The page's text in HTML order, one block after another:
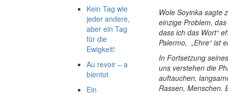
Kein Tag wie
jeder andere,
aber ein Tag
für die
Ewigkeit!
Au revoir – a
bientot
Ein
Wole Soyinka sagte
einzige Problem,
dass ich das Wort“
Palermo, „Ehre“ ist
In Fortsetzung
uns verstehen die
auftauchen,
Rassen, Menschen.